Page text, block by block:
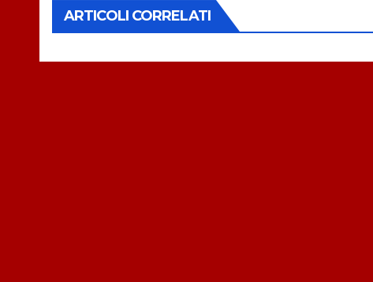
ARTICOLI CORRELATI